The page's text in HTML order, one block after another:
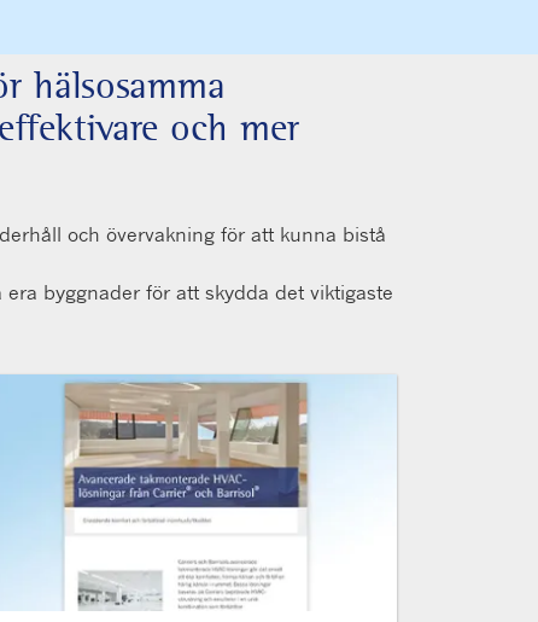
hälsosamma
och mer
och övervakning för att kunna bistå
byggnader för att skydda det viktigaste